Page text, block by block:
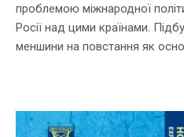
проблемою міжнародної
Росії над цими країнами.
меншини на повстання як